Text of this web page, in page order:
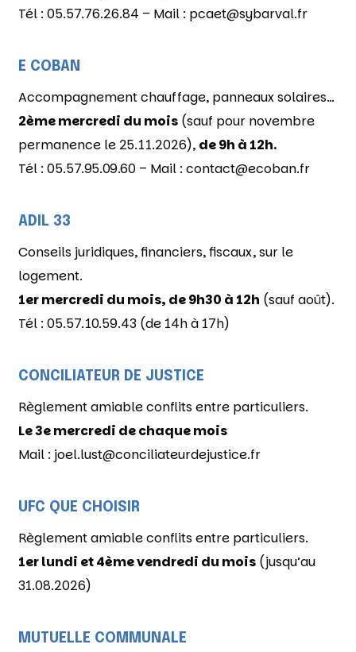
Tél : 05.57.76.26.84 – Mail : pcaet@sybarval.fr
E COBAN
Accompagnement chauffage, panneaux solaires…
2ème mercredi du mois (sauf pour novembre
permanence le 25.11.2026), de 9h à 12h.
Tél : 05.57.95.09.60 – Mail : contact@ecoban.fr
ADIL 33
Conseils juridiques, financiers, fiscaux, sur le
logement.
1er mercredi du mois, de 9h30 à 12h (sauf août).
Tél : 05.57.10.59.43 (de 14h à 17h)
CONCILIATEUR DE JUSTICE
Règlement amiable conflits entre particuliers.
Le 3e mercredi de chaque mois
Mail : joel.lust@conciliateurdejustice.fr
UFC QUE CHOISIR
Règlement amiable conflits entre particuliers.
1er lundi et 4ème vendredi du mois (jusqu’au
31.08.2026)
MUTUELLE COMMUNALE